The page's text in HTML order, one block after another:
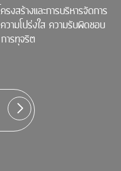
รงสร้างและการบริหารจัดการ
วามโปร่งใส ความรับผิดชอบ
ารทุจริต